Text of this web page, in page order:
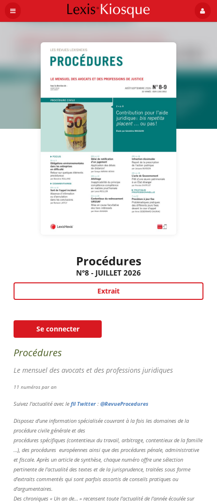
Procédures
N°8 - JUILLET 2026
Extrait
Se connecter
Procédures
Le mensuel des avocats et des professions juridiques
11 numéros par an
Suivez l’actualité avec le fil Twitter : @RevueProcedures
Disposez d’une information spécialisée couvrant à la fois les domaines de la
procédure civile générale et des
procédures spécifiques (contentieux du travail, arbitrage, contentieux de la famille
…), des procédures européennes ainsi que des procédures pénale, administrative
et fiscale. Après un article de synthèse, chaque numéro offre une sélection
pertinente de l’actualité des textes et de la jurisprudence, traitées sous forme
d’extraits commentés qui sont parfois assortis de conseils pratiques ou
d’argumentaires.
Des chroniques « Un an de… » recensent toute l’actualité de l’année écoulée sur